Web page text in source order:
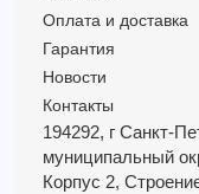
Оплата и доставка
Гарантия
Новости
Контакты
194292, г Санкт-
муниципальный
Корпус 2,